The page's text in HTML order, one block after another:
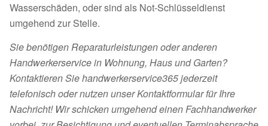
Wasserschäden, oder sind als Not-Schlüsseldienst
umgehend zur Stelle.
Sie benötigen Reparaturleistungen oder anderen
Handwerkerservice in Wohnung, Haus und Garten?
Kontaktieren Sie handwerkerservice365 jederzeit
telefonisch oder nutzen unser Kontaktformular für Ihre
Nachricht! Wir schicken umgehend einen Fachhandwerker